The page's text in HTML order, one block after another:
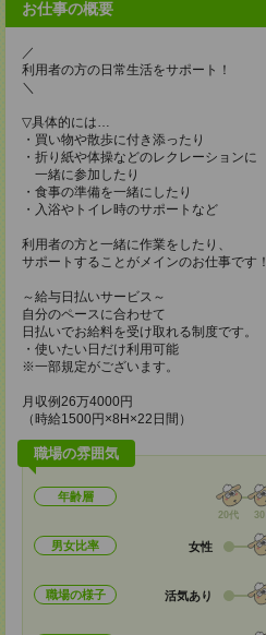
お仕事の概要
／
利用者の方の日常生活をサポート！
＼
▽具体的には…
・買い物や散歩に付き添ったり
・折り紙や体操などのレクレーションに
一緒に参加したり
・食事の準備を一緒にしたり
・入浴やトイレ時のサポートなど
利用者の方と一緒に作業をしたり、
サポートすることがメインのお仕事です！
～給与日払いサービス～
自分のペースに合わせて
日払いでお給料を受け取れる制度です。
・使いたい日だけ利用可能
※一部規定がございます。
月収例26万4000円
（時給1500円×8H×22日間）
職場の雰囲気
年齢層
20代 30
男女比率 女性
職場の様子 活気あり